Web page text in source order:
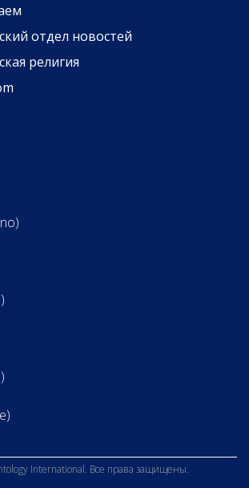
отдел новостей
религия
International. Все права защищены.